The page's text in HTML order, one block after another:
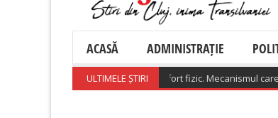
ACASĂ ADMINISTRAȚIE
ULTIMELE ȘTIRI
două zile să avem o oră de efort fizic. Mecanismul care ne